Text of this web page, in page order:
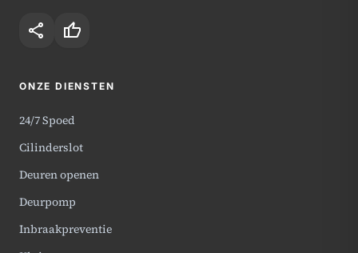
share thumb_up
ONZE DIENSTEN
24/7 Spoed
Cilinderslot
Deuren openen
Deurpomp
Inbraakpreventie